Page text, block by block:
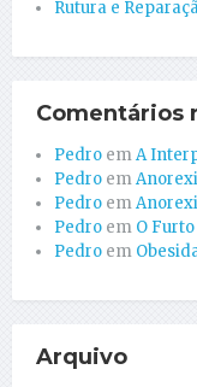
Rutura e
Comentários
Pedro emA
Pedro em
Pedro em
Pedro em O
Pedro em
Arquivo